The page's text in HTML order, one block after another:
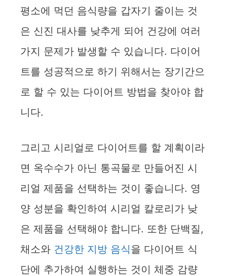
평소에 먹던 음식량을 갑자기 줄이는 것
은 신진 대사를 낮추게 되어 건강에 여러
가지 문제가 발생할 수 있습니다. 다이어
트를 성공적으로 하기 위해서는 장기간으
로 할 수 있는 다이어트 방법을 찾아야 합
니다.
그리고 시리얼로 다이어트를 할 계획이라
면 옥수수가 아닌 통곡물로 만들어진 시
리얼 제품을 선택하는 것이 좋습니다. 영
양 성분을 확인하여 시리얼 칼로리가 낮
은 제품을 선택해야 합니다. 또한 단백질,
채소와 건강한 지방 음식을 다이어트 식
단에 추가하여 실행하는 것이 체중 감량